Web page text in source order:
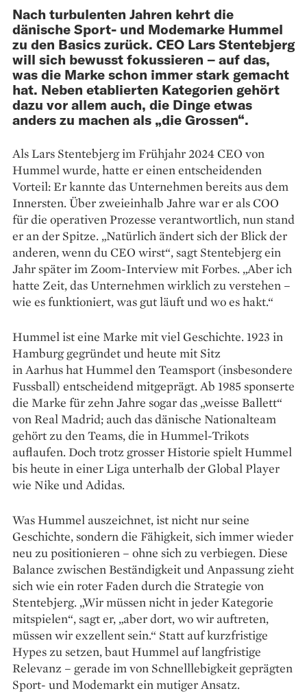
Nach turbulenten Jahren kehrt die
dänische Sport- und Modemarke Hummel
zu den Basics zurück. CEO Lars Stentebjerg
will sich bewusst fokussieren – auf das,
was die Marke schon immer stark gemacht
hat. Neben etablierten Kategorien gehört
dazu vor allem auch, die Dinge etwas
anders zu machen als „die Grossen“.
Als Lars Stentebjerg im Frühjahr 2024 CEO von
Hummel wurde, hatte er einen entscheidenden
Vorteil: Er kannte das Unternehmen bereits aus dem
Innersten. Über zweieinhalb Jahre war er als COO
für die operativen Prozesse verantwortlich, nun stand
er an der Spitze. „Natürlich ändert sich der Blick der
anderen, wenn du CEO wirst“, sagt Stentebjerg ein
Jahr später im Zoom-Interview mit Forbes. „Aber ich
hatte Zeit, das Unternehmen wirklich zu verstehen –
wie es funktioniert, was gut läuft und wo es hakt.“
Hummel ist eine Marke mit viel Geschichte. 1923 in
Hamburg gegründet und heute mit Sitz
in Aarhus hat Hummel den Teamsport (insbesondere
Fussball) entscheidend mitgeprägt. Ab 1985 sponserte
die Marke für zehn Jahre sogar das „weisse Ballett“
von Real Madrid; auch das ­dänische Nationalteam
gehört zu den Teams, die in Hummel-Trikots
auflaufen. Doch trotz grosser Historie spielt Hummel
bis heute in einer Liga unterhalb der Global Player
wie Nike und Adidas.
Was Hummel auszeichnet, ist nicht nur seine
Geschichte, sondern die Fähigkeit, sich immer wieder
neu zu positionieren – ohne sich zu verbiegen. Diese
Balance zwischen Beständigkeit und Anpassung zieht
sich wie ein roter Faden durch die Strategie von
Stentebjerg. „Wir müssen nicht in jeder Kategorie
mitspielen“, sagt er, „aber dort, wo wir auftreten,
müssen wir exzellent sein.“ Statt auf kurzfristige
Hypes zu setzen, baut Hummel auf langfristige
Relevanz – gerade im von Schnelllebigkeit geprägten
Sport- und Modemarkt ein mutiger Ansatz.